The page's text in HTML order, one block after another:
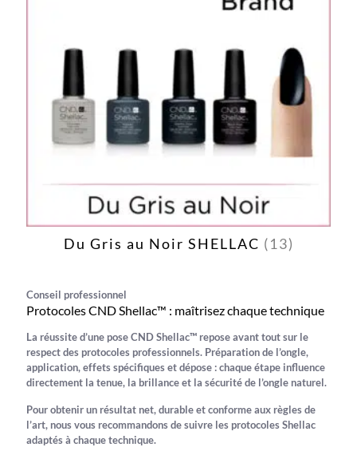
Du Gris au Noir SHELLAC (13)
Conseil professionnel
Protocoles CND Shellac™ : maîtrisez chaque technique
La réussite d’une poseCND Shellac™ repose avant tout sur le
respect des protocoles professionnels. Préparation de l’ongle,
application, effets spécifiques et dépose : chaque étape influence
directement la tenue, la brillance et la sécurité de l’ongle naturel.
Pour obtenir un résultat net, durable et conforme aux règles de
l’art, nous vous recommandons de suivre les protocoles Shellac
adaptés à chaque technique.